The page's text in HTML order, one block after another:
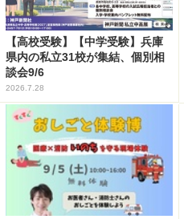
【高校受験】【中学受験】兵庫
県内の私立31校が集結、個別相
談会9/6
2026.7.28